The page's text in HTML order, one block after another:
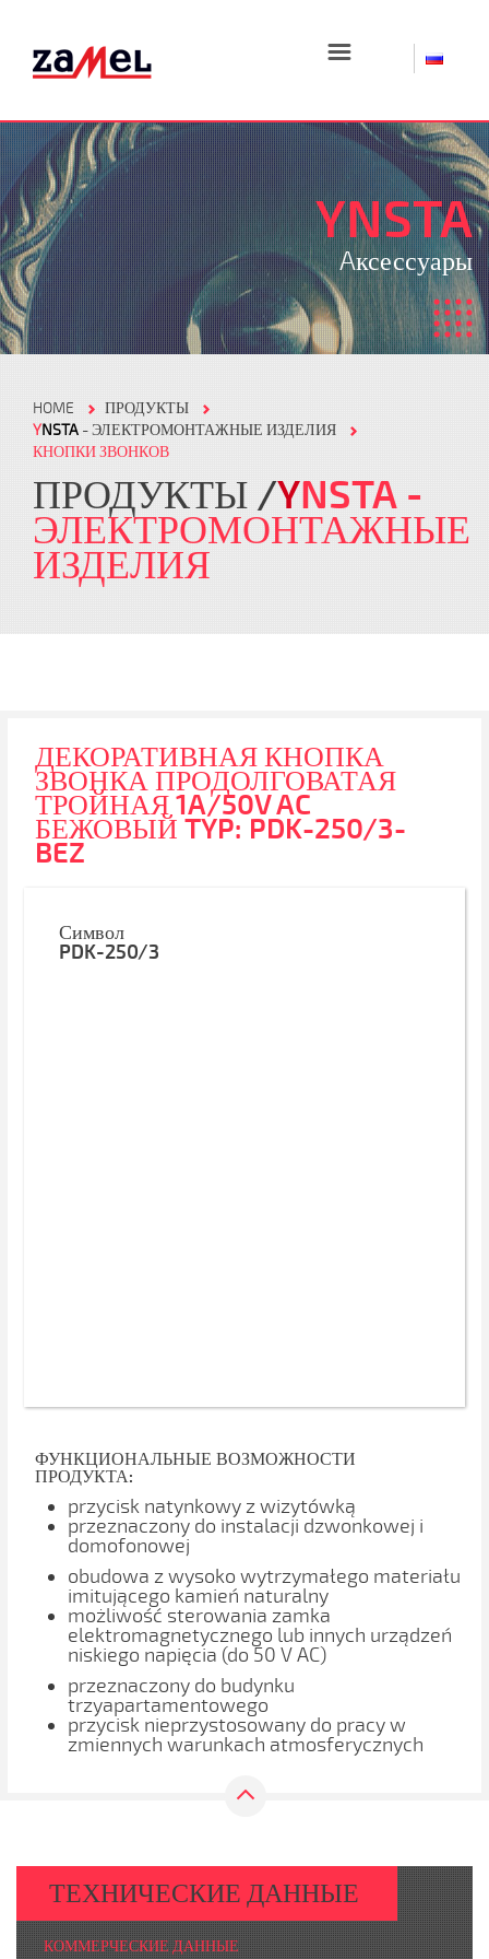
☰
YNSTA
Aксессуары
HOME
ПРОДУКТЫ
YNSTA - ЭЛЕКТРОМОНТАЖНЫЕ ИЗДЕЛИЯ
КНОПКИ ЗВОНКОВ
ПРОДУКТЫ YNSTA -
ЭЛЕКТРОМОНТАЖНЫЕ
ИЗДЕЛИЯ
ДЕКОРАТИВНАЯ КНОПКА
ЗВОНКА ПРОДОЛГОВАТАЯ
ТРОЙНАЯ 1A/50V AC
БЕЖОВЫЙ TYP: PDK-250/3-
BEZ
Символ
PDK-250/3
ФУНКЦИОНАЛЬНЫЕ ВОЗМОЖНОСТИ
ПРОДУКТА:
przycisk natynkowy z wizytówką
przeznaczony do instalacji dzwonkowej i
domofonowej
obudowa z wysoko wytrzymałego materiału
imitującego kamień naturalny
możliwość sterowania zamka
elektromagnetycznego lub innych urządzeń
niskiego napięcia (do 50 V AC)
przeznaczony do budynku
trzyapartamentowego
przycisk nieprzystosowany do pracy w
zmiennych warunkach atmosferycznych
ТЕХНИЧЕСКИЕ ДАННЫЕ
КОММЕРЧЕСКИЕ ДАННЫЕ